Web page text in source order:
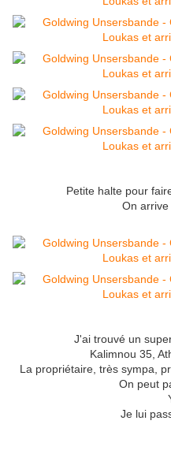
Petite halte pour
On
J'ai trouvé un
Kalimnou 35,
La propriétaire, très sympa,
On peut
Je lui